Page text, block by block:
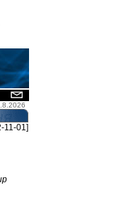
11-01]